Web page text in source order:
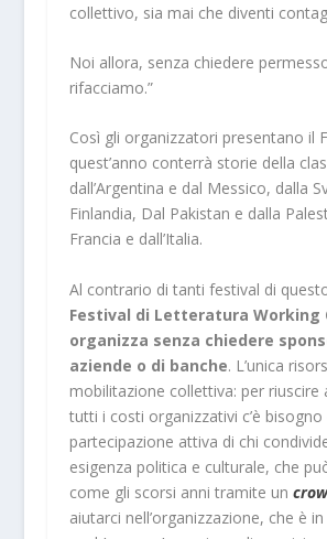
collettivo, sia mai che diventi
Noi allora, senza chiedere
rifacciamo.”
Così gli organizzatori presentano il
quest’anno conterrà storie della
dall’Argentina e dal Messico, dalla
Finlandia, Dal Pakistan e dalla
Francia e dall’Italia.
Al contrario di tanti festival di
Festival di Letteratura Working
organizza senza chiedere
aziende o di banche. L’unica
mobilitazione collettiva: per riuscire
tutti i costi organizzativi c’è bisogno
partecipazione attiva di chi
esigenza politica e culturale, che
come gli scorsi anni tramite un
aiutarci nell’organizzazione, che è